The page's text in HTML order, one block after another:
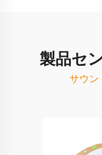
製品セ
サウン